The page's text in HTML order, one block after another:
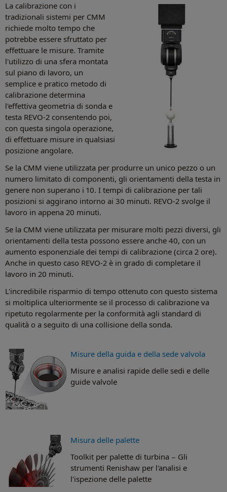
La calibrazione con i
tradizionali sistemi per CMM
richiede molto tempo che
potrebbe essere sfruttato per
effettuare le misure. Tramite
l'utilizzo di una sfera montata
sul piano di lavoro, un
semplice e pratico metodo di
calibrazione determina
l'effettiva geometria di sonda e
testa REVO-2 consentendo poi,
con questa singola operazione,
di effettuare misure in qualsiasi
posizione angolare.
Se la CMM viene utilizzata per produrre un unico pezzo o un
numero limitato di componenti, gli orientamenti della testa in
genere non superano i 10. I tempi di calibrazione per tali
posizioni si aggirano intorno ai 30 minuti. REVO-2 svolge il
lavoro in appena 20 minuti.
Se la CMM viene utilizzata per misurare molti pezzi diversi, gli
orientamenti della testa possono essere anche 40, con un
aumento esponenziale dei tempi di calibrazione (circa 2 ore).
Anche in questo caso REVO-2 è in grado di completare il
lavoro in 20 minuti.
L'incredibile risparmio di tempo ottenuto con questo sistema
si moltiplica ulteriormente se il processo di calibrazione va
ripetuto regolarmente per la conformità agli standard di
qualità o a seguito di una collisione della sonda.
Misure della guida e della sede valvola
Misure e analisi rapide delle sedi e delle
guide valvole
Misura delle palette
Toolkit per palette di turbina − Gli
strumenti Renishaw per l'analisi e
l'ispezione delle palette